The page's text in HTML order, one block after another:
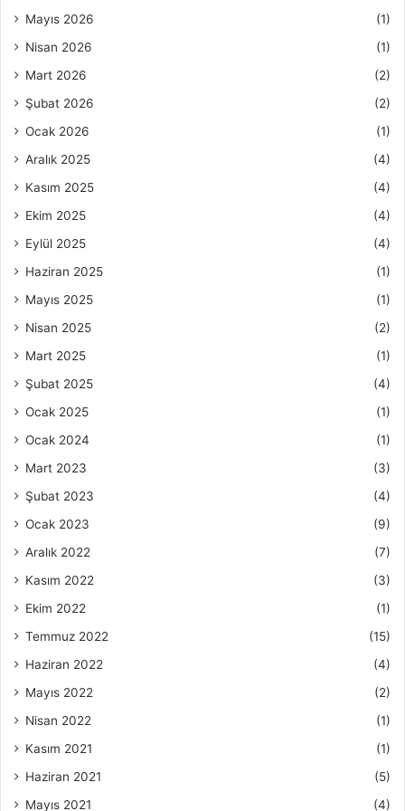
Mayıs 2026
(1)
Nisan 2026
(1)
Mart 2026
(2)
Şubat 2026
(2)
Ocak 2026
(1)
Aralık 2025
(4)
Kasım 2025
(4)
Ekim 2025
(4)
Eylül 2025
(4)
Haziran 2025
(1)
Mayıs 2025
(1)
Nisan 2025
(2)
Mart 2025
(1)
Şubat 2025
(4)
Ocak 2025
(1)
Ocak 2024
(1)
Mart 2023
(3)
Şubat 2023
(4)
Ocak 2023
(9)
Aralık 2022
(7)
Kasım 2022
(3)
Ekim 2022
(1)
Temmuz 2022
(15)
Haziran 2022
(4)
Mayıs 2022
(2)
Nisan 2022
(1)
Kasım 2021
(1)
Haziran 2021
(5)
Mayıs 2021
(4)